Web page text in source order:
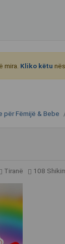
mira. Kliko këtu
për Fëmijë & Bebe
Tiranë 108